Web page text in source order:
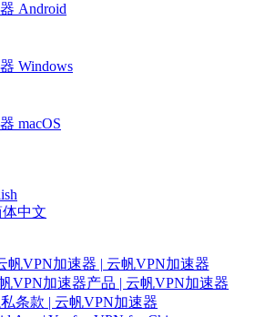
Android
Windows
macOS
中文
帆VPN加速器 | 云帆VPN加速器
VPN加速器产品 | 云帆VPN加速器
条款 | 云帆VPN加速器